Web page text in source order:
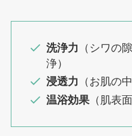
洗浄力
（シワの
浄）
浸透力
（お肌の
温浴効果 （肌表